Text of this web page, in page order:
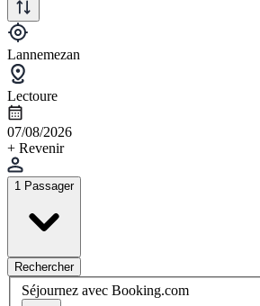
Lannemezan
Lectoure
07/08/2026
+ Revenir
1 Passager
Rechercher
Séjournez avec Booking.com